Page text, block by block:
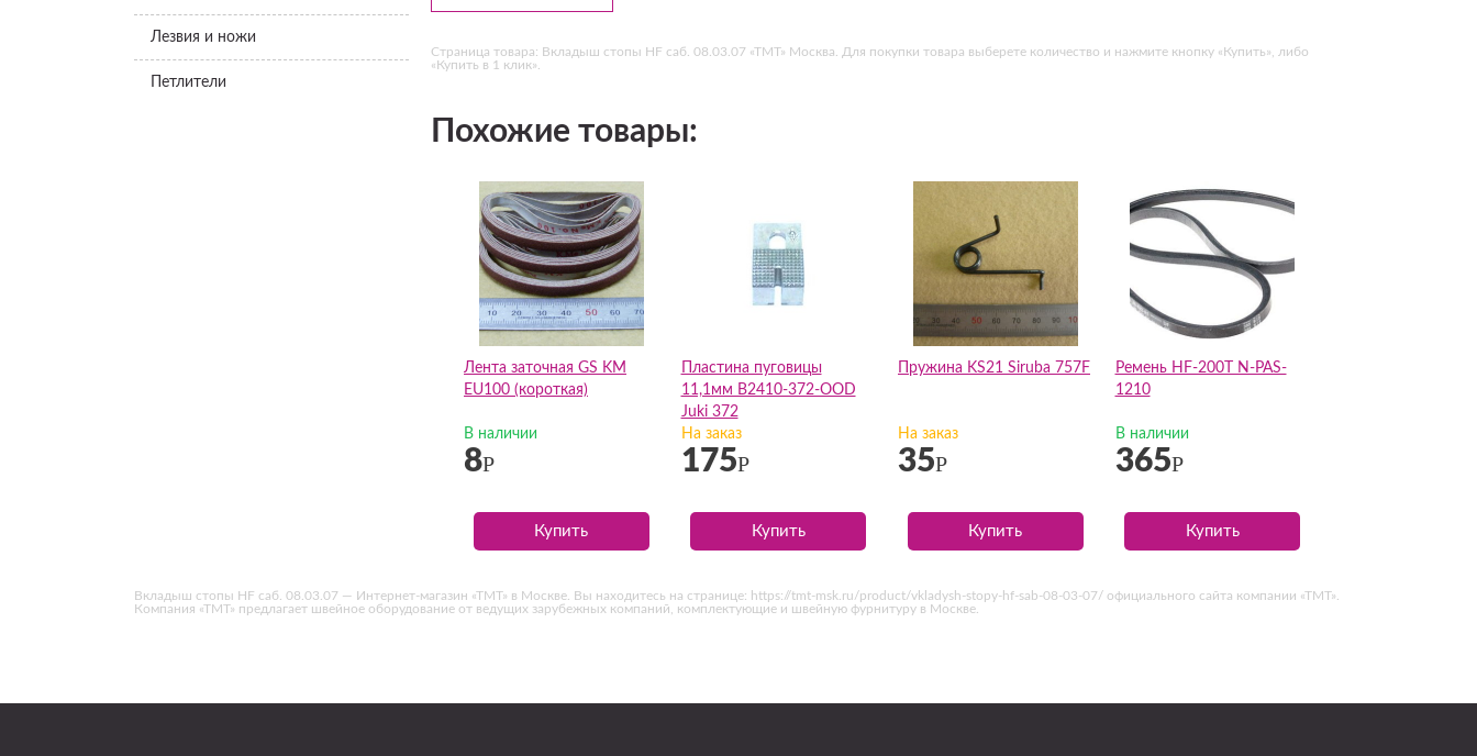
Лезвия и ножи
Петлители
Страница товара: Вкладыш стопы HF саб. 08.03.07 «ТМТ» Москва. Для покупки товара выберете количество и нажмите кнопку «Купить», либо
«Купить в 1 клик».
Похожие товары:
Лента заточная GS KM
EU100 (короткая)
В наличии
8Р
Купить
Пластина пуговицы
11,1мм B2410-372-OOD
Juki 372
На заказ
175Р
Купить
Пружина KS21 Siruba 757F
На заказ
35Р
Купить
Ремень HF-200T N-PAS-
1210
В наличии
365Р
Купить
Вкладыш стопы HF саб. 08.03.07 — Интернет-магазин «ТМТ» в Москве. Вы находитесь на странице: https://tmt-msk.ru/product/vkladysh-stopy-hf-sab-08-03-07/ официального сайта компании «ТМТ».
Компания «ТМТ» предлагает швейное оборудование от ведущих зарубежных компаний, комплектующие и швейную фурнитуру в Москве.